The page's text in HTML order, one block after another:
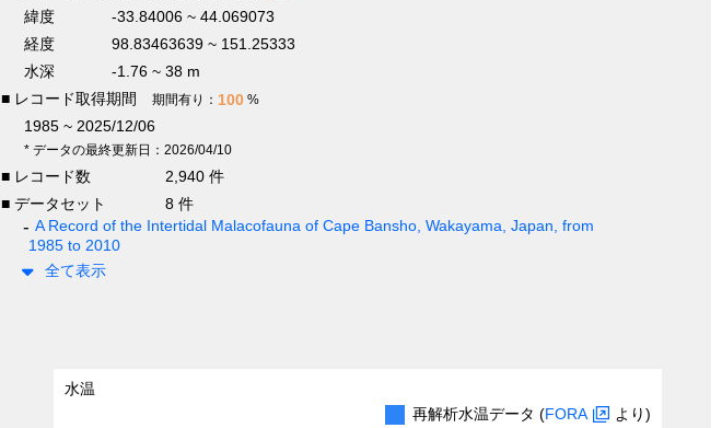
緯度
-33.84006 ~ 44.069073
経度
98.83463639 ~ 151.25333
水深
-1.76 ~ 38 m
■ レコード取得期間
期間有り： 100 %
1985 ~ 2025/12/06
* データの最終更新日：2026/04/10
■ レコード数
2,940 件
■ データセット
8 件
A Record of the Intertidal Malacofauna of Cape Bansho, Wakayama, Japan, from
1985 to 2010
全て表示
水温
再解析水温データ (FORA より)